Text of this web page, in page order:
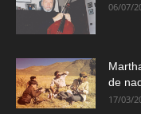
06/07/
de
17/03/